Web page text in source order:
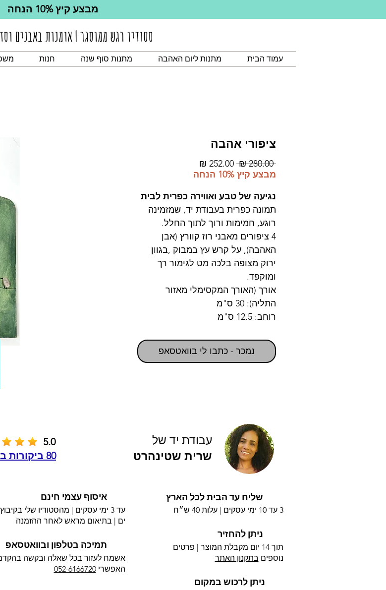
מבצע קיץ 10% הנחה
סטודיו רגש ממוסגר | אומנות באבנים
עמוד הבית מתנות ליום האהבה מתנות סוף שנה חנות
ציפורי אהבה
‏280.00 ‏₪
מחיר
רגיל
מבצע
מבצע קיץ 10% הנחה
נגיעה של טבע ואווירה כפרית לבית
תמונה כפרית בעבודת יד, שמזמינה
רוגע, חמימות ורוך לתוך החלל.
4 ציפורים מאבני רוז קוורץ (אבן
האהבה), על קרש עץ במבוק ,בגוון
ירוק מצופה בלכה מט לגימור רך
ומוקפד.
אורך (האורך המקסימלי מאזור
התליה): 30 ס"מ
רוחב: 12.5 ס"מ
נמכר - כתבו לי בוואטסאפ
5.0
80 ביקורות בגוגל
עבודת יד של
שרית שטינהרט
שליח עד הבית לכל הארץ
3 עד 10 ימי עסקים | עלות 40 ש״ח
ניתן להחזיר
תוך 14 יום מקבלת המוצר | פרטים
נוספים בתקנון האתר
ניתן לרכוש במקום
איסוף עצמי חינם
עד 3 ימי עסקים | מהסטודיו שלי
ים | בתיאום מראש לאחר ההזמנה
תמיכה בטלפון ובוואטסאפ
אשמח לעזור בכל שאלה ובקשה
האפשרי​ 052-6166720